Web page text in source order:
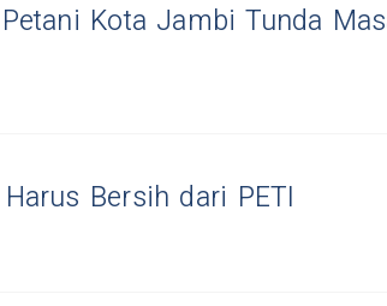
Kota Jambi Tunda
Bersih dari PETI